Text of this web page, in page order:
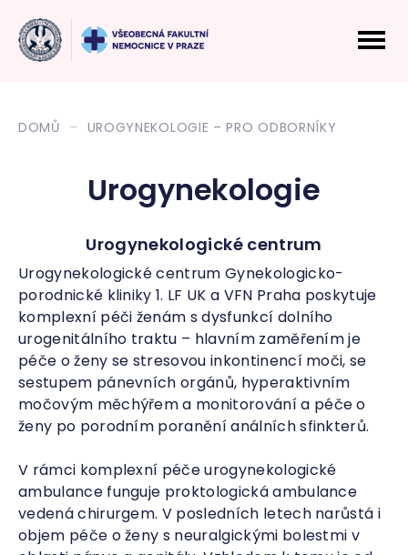
DOMŮ UROGYNEKOLOGIE – PRO ODBORNÍKY
Urogynekologie
Urogynekologické centrum
Urogynekologické centrum Gynekologicko-
porodnické kliniky 1. LF UK a VFN Praha poskytuje
komplexní péči ženám s dysfunkcí dolního
urogenitálního traktu – hlavním zaměřením je
péče o ženy se stresovou inkontinencí moči, se
sestupem pánevních orgánů, hyperaktivním
močovým měchýřem a monitorování a péče o
ženy po porodním poranění análních sfinkterů.
V rámci komplexní péče urogynekologické
ambulance funguje proktologická ambulance
vedená chirurgem. V posledních letech narůstá i
objem péče o ženy s neuralgickými bolestmi v